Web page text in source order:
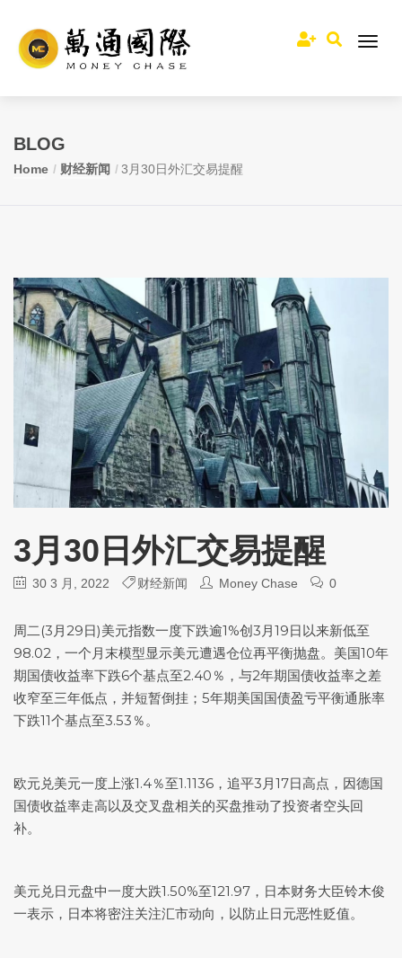
BLOG
Home 财经新闻 3月30日外汇交易提醒
3月30日外汇交易提醒
30 3 月, 2022 财经新闻 Money Chase 0
周二(3月29日)美元指数一度下跌逾1%创3月19日以来新低至
98.02，一个月末模型显示美元遭遇仓位再平衡抛盘。美国10年
期国债收益率下跌6个基点至2.40％，与2年期国债收益率之差
收窄至三年低点，并短暂倒挂；5年期美国国债盈亏平衡通胀率
下跌11个基点至3.53％。
欧元兑美元一度上涨1.4％至1.1136，追平3月17日高点，因德国
国债收益率走高以及交叉盘相关的买盘推动了投资者空头回
补。
美元兑日元盘中一度大跌1.50%至121.97，日本财务大臣铃木俊
一表示，日本将密注关注汇市动向，以防止日元恶性贬值。